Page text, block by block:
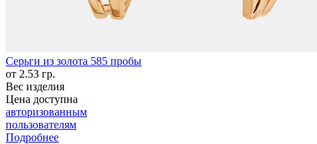
Серьги из золота 585 пробы
от 2.53 гр.
Вес изделия
Цена доступна
авторизованным
пользователям
Подробнее